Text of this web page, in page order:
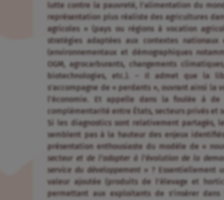
lutte contre la pauvreté, l’alimentation du
représentation plus réaliste des agricultures
agricoles » (pays ou régions à vocation
stratégies adaptées aux contextes
(environnementaux et démographiques
OGM, agrocarburants, changements
biotechnologies, etc.). – Il admet que la
s’accompagne de « perdants », ouvrant ainsi la
l’économie. Et appelle dans la foulée à
complémentarité entre États, secteurs privés et
Si les diagnostics sont relativement partagés,
semblent pas à la hauteur des enjeux
présentation enthousiaste du modèle de «
secteur et de l’adapter à l’évolution de la
service du développement »
? Essentiellement
valeur ajoutée (produits de l’élevage et
permettant aux exploitants de s’insérer